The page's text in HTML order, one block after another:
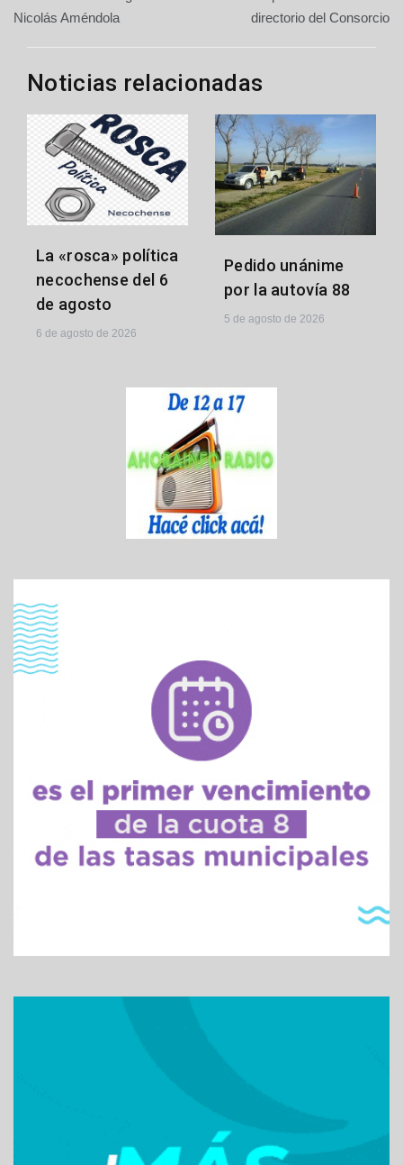
de
entradas
Nicolás Améndola
directorio del Consorcio
Noticias relacionadas
La «rosca» política
necochense del 6
de agosto
6 de agosto de 2026
Pedido unánime
por la autovía 88
5 de agosto de 2026